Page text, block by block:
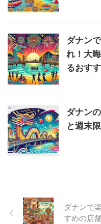
ダナン
れ！大
るおす
ダナン
と週末
ダナンで
すめの店